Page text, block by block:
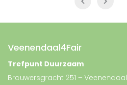
Veenendaal4Fair
Trefpunt Duurzaam
Brouwersgracht 251 – Veenendaal